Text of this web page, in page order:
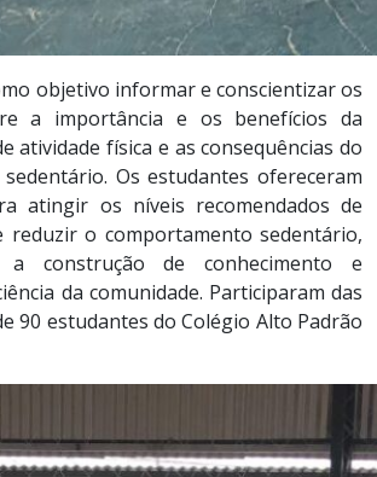
objetivo informar e conscientizar os
a importância e os benefícios da
atividade física e as consequências do
Os estudantes ofereceram
atingir os níveis recomendados de
reduzir o comportamento sedentário,
a construção de conhecimento e
da comunidade. Participaram das
90 estudantes do Colégio Alto Padrão